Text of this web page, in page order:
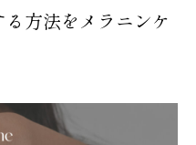
方法をメラニンケ